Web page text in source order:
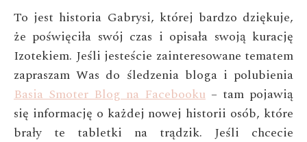
To jest historia Gabrysi, której bardzo dziękuje,
że poświęciła swój czas i opisała swoją kurację
Izotekiem. Jeśli jesteście zainteresowane tematem
zapraszam Was do śledzenia bloga i polubienia
Basia Smoter Blog na Facebooku – tam pojawią
się informację o każdej nowej historii osób, które
brały te tabletki na trądzik. Jeśli chcecie